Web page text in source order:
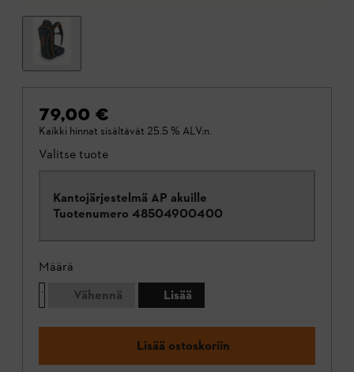
79,00 €
Kaikki hinnat sisältävät 25.5 % ALV:n.
Valitse tuote
Kantojärjestelmä AP akuille
Tuotenumero 48504900400
Määrä
Vähennä
Lisää
Lisää ostoskoriin